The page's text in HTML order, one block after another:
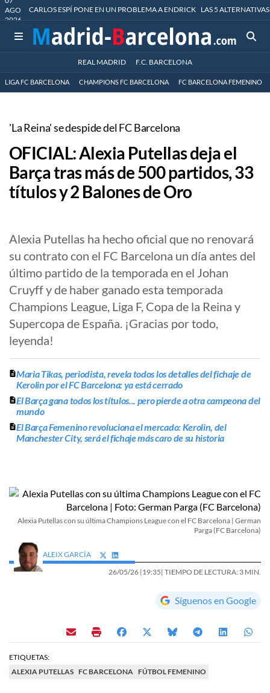
AGO
2026
CARLOS ESPÍ PONE EN UN PROBLEMA A ENDRICK LAS 5
REAL MADRID F.C. BARCELONA
LIGA FC BARCELONA CHAMPIONS FC BARCELONA FC BARCELONA FEMENINO
'La Reina' se despide del FC Barcelona
OFICIAL: Alexia Putellas deja el
Barça tras más de 500 partidos, 33
títulos y 2 Balones de Oro
Alexia Putellas ha hecho oficial que no renovará
su contrato con el FC Barcelona un día antes del
último partido de la temporada en el Johan
Cruyff y de haber ganado esta temporada
Champions League, Liga F, Copa de la Reina y
Supercopa de España. ¡Gracias por todo,
leyenda!
Maria Tikas, periodista, revela todos los detalles del fichaje de
Kerolin por el FC Barcelona: ya está cerrado
El Barça gana todos los títulos... pero pierde a otra campeona del
mundo
El Barça Femenino revoluciona el mercado: Kerolin, del
Manchester City, será el fichaje más caro de su historia
Alexia Putellas con su última Champions League con el FC Barcelona | German
Parga (FC Barcelona)
ALEIX GARCÍA
26/05/26 |19:35| TIEMPO DE LECTURA: 3 MIN.
Síguenos en Google
ETIQUETAS:
ALEXIA PUTELLAS FC BARCELONA FÚTBOL FEMENINO